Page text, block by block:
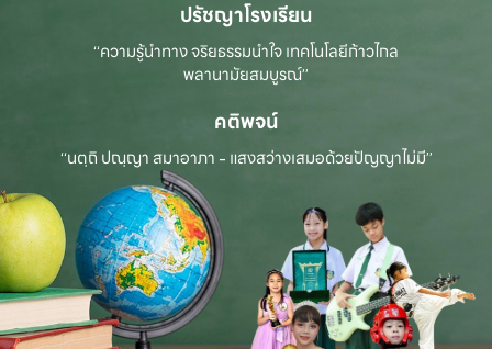
ปรัชญาโรงเรียน
“ความรู้นำทาง จริยธรรมนำใจ เทคโนโลยีก้าวไกล
พลานามัยสมบูรณ์”
คติพจน์
“นตฺถิ ปณฺญา สมาอาภา - แสงสว่างเสมอด้วยปัญญาไม่มี”